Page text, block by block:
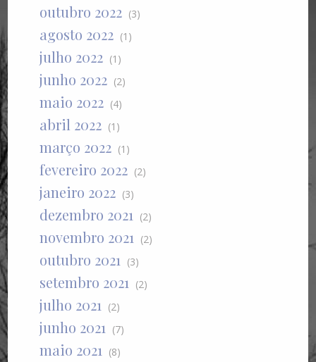
outubro 2022 (3)
agosto 2022 (1)
julho 2022 (1)
junho 2022 (2)
maio 2022 (4)
abril 2022 (1)
março 2022 (1)
fevereiro 2022 (2)
janeiro 2022 (3)
dezembro 2021 (2)
novembro 2021 (2)
outubro 2021 (3)
setembro 2021 (2)
julho 2021 (2)
junho 2021 (7)
maio 2021 (8)